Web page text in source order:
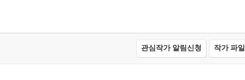
관심작가 알림신청 작가 파일